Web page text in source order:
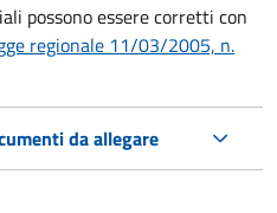
possono essere corretti con
regionale 11/03/2005, n.
da allegare